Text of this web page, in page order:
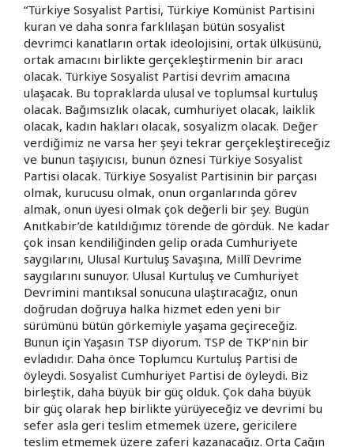
“Türkiye Sosyalist Partisi, Türkiye Komünist Partisini
kuran ve daha sonra farklılaşan bütün sosyalist
devrimci kanatların ortak ideolojisini, ortak ülküsünü,
ortak amacını birlikte gerçekleştirmenin bir aracı
olacak. Türkiye Sosyalist Partisi devrim amacına
ulaşacak. Bu topraklarda ulusal ve toplumsal kurtuluş
olacak. Bağımsızlık olacak, cumhuriyet olacak, laiklik
olacak, kadın hakları olacak, sosyalizm olacak. Değer
verdiğimiz ne varsa her şeyi tekrar gerçekleştireceğiz
ve bunun taşıyıcısı, bunun öznesi Türkiye Sosyalist
Partisi olacak. Türkiye Sosyalist Partisinin bir parçası
olmak, kurucusu olmak, onun organlarında görev
almak, onun üyesi olmak çok değerli bir şey. Bugün
Anıtkabir’de katıldığımız törende de gördük. Ne kadar
çok insan kendiliğinden gelip orada Cumhuriyete
saygılarını, Ulusal Kurtuluş Savaşına, Millî Devrime
saygılarını sunuyor. Ulusal Kurtuluş ve Cumhuriyet
Devrimini mantıksal sonucuna ulaştıracağız, onun
doğrudan doğruya halka hizmet eden yeni bir
sürümünü bütün görkemiyle yaşama geçireceğiz.
Bunun için Yaşasın TSP diyorum. TSP de TKP’nin bir
evladıdır. Daha önce Toplumcu Kurtuluş Partisi de
öyleydi. Sosyalist Cumhuriyet Partisi de öyleydi. Biz
birleştik, daha büyük bir güç olduk. Çok daha büyük
bir güç olarak hep birlikte yürüyeceğiz ve devrimi bu
sefer asla geri teslim etmemek üzere, gericilere
teslim etmemek üzere zaferi kazanacağız. Orta Çağın